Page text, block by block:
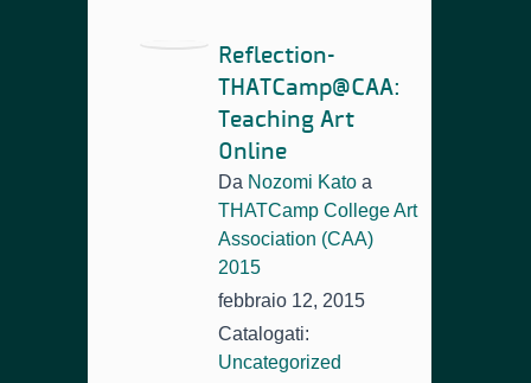
Reflection-
THATCamp@CAA:
Teaching Art
Online
Da Nozomi Kato a
THATCamp College Art
Association (CAA)
2015
febbraio 12, 2015
Catalogati:
Uncategorized